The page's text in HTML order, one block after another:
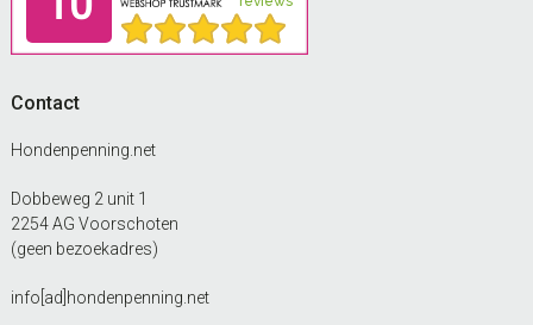
Contact
Hondenpenning.net
Dobbeweg 2 unit 1
2254 AG Voorschoten
(geen bezoekadres)
info[ad]hondenpenning.net